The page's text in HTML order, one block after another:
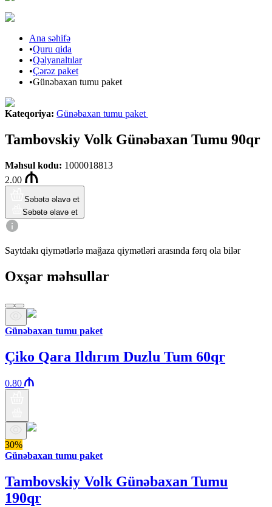
Ana səhifə
•Quru qida
•Qəlyanaltılar
•Çərəz paket
•Günəbaxan tumu paket
Kateqoriya: Günəbaxan tumu paket
Tambovskiy Volk Günəbaxan Tumu 90qr
Məhsul kodu: 1000018813
2.00
Səbətə əlavə et
Səbətə əlavə et
Saytdakı qiymətlərlə mağaza qiymətləri arasında fərq ola bilər
Oxşar məhsullar
Günəbaxan tumu paket
Çiko Qara Ildırım Duzlu Tum 60qr
0.80
30%
Günəbaxan tumu paket
Tambovskiy Volk Günəbaxan Tumu
190qr